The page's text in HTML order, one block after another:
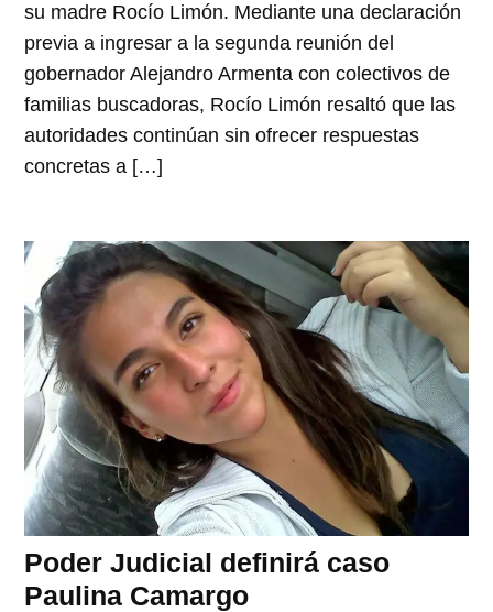
su madre Rocío Limón. Mediante una declaración
previa a ingresar a la segunda reunión del
gobernador Alejandro Armenta con colectivos de
familias buscadoras, Rocío Limón resaltó que las
autoridades continúan sin ofrecer respuestas
concretas a […]
Poder Judicial definirá caso
Paulina Camargo